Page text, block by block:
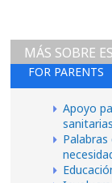
FOR PARENTS
MÁS SOBRE
Apoyo